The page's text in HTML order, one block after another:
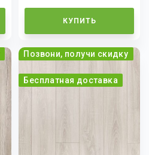
КУПИТЬ
Позвони, получи скидку
Бесплатная доставка